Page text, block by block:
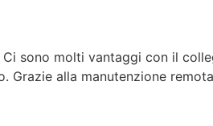
sono molti vantaggi con il
alla manutenzione